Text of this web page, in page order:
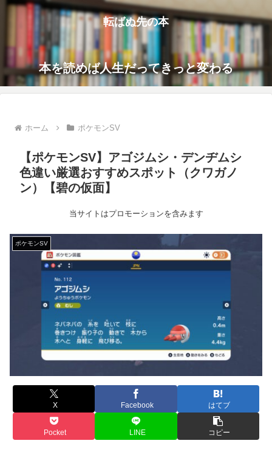
転ばぬ先の本
本を読めば人生だってきっと変わる
ホーム ポケモンSV
【ポケモンSV】アゴジムシ・デンヂムシ
色違い厳選おすすめスポット（クワガノ
ン）【碧の仮面】
当サイトはプロモーションを含みます
ポケモンSV
X Facebook はてブ
Pocket LINE コピー